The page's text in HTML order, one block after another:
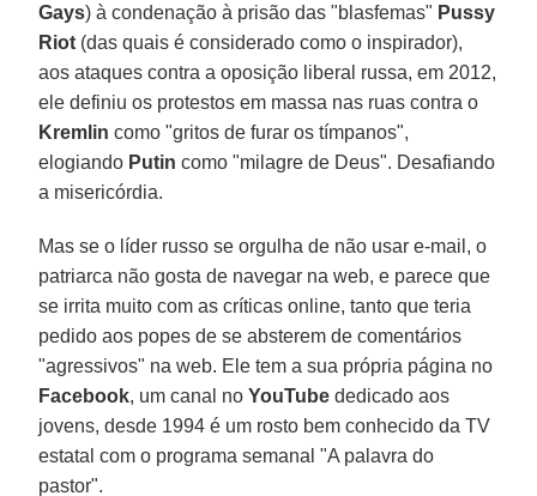
Gays) à condenação à prisão das "blasfemas" Pussy
Riot (das quais é considerado como o inspirador),
aos ataques contra a oposição liberal russa, em 2012,
ele definiu os protestos em massa nas ruas contra o
Kremlin como "gritos de furar os tímpanos",
elogiando Putin como "milagre de Deus". Desafiando
a misericórdia.
Mas se o líder russo se orgulha de não usar e-mail, o
patriarca não gosta de navegar na web, e parece que
se irrita muito com as críticas online, tanto que teria
pedido aos popes de se absterem de comentários
"agressivos" na web. Ele tem a sua própria página no
Facebook, um canal noYouTube dedicado aos
jovens, desde 1994 é um rosto bem conhecido da TV
estatal com o programa semanal "A palavra do
pastor".